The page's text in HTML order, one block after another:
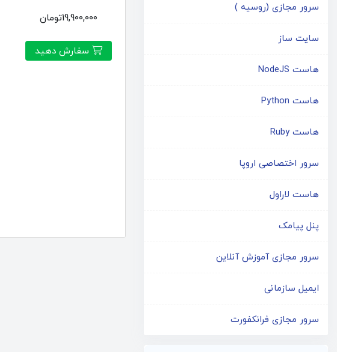
سرور مجازی (روسیه )
سایت ساز
هاست NodeJS
هاست Python
هاست Ruby
سرور اختصاصی اروپا
هاست لاراول
پنل پیامک
سرور مجازی آموزش آنلاین
ایمیل سازمانی
سرور مجازی فرانکفورت
19,900,000تومان
سفارش دهید